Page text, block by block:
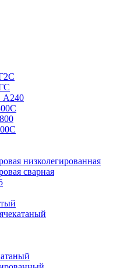
А240
низколегированная
сварная